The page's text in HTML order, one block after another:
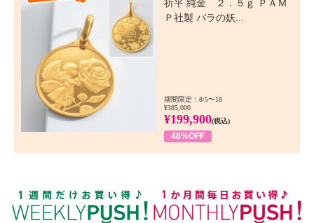
祈平 純金 ２．５ｇ ＰＡＭ
Ｐ社製 バラの妖...
期間限定：8/5〜18
¥385,000
¥199,900(税込)
48%OFF